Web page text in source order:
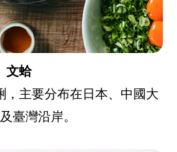
文蛤
，主要分布在日本、中國大
臺灣沿岸。